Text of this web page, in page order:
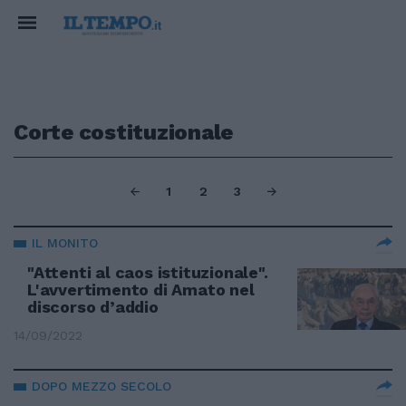
Corte costituzionale
1 2 3
IL MONITO
"Attenti al caos istituzionale".
L'avvertimento di Amato nel
discorso d’addio
14/09/2022
DOPO MEZZO SECOLO